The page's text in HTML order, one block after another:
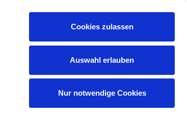
Cookies zulassen
Auswahl erlauben
Nur notwendige Cookies
Suchen Buchen